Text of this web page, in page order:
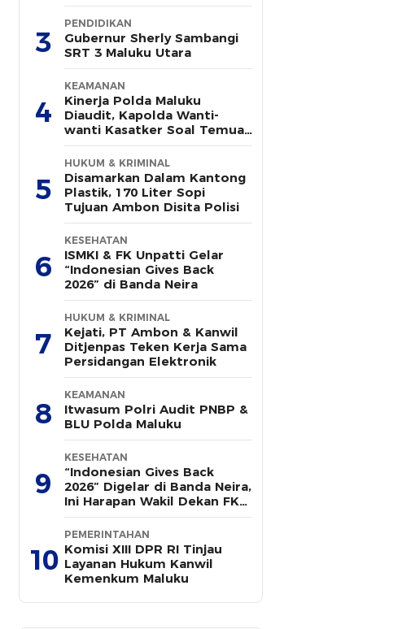
3
PENDIDIKAN
Gubernur Sherly Sambangi
SRT 3 Maluku Utara
4
KEAMANAN
Kinerja Polda Maluku
Diaudit, Kapolda Wanti-
wanti Kasatker Soal Temuan
Berulang
5
HUKUM & KRIMINAL
Disamarkan Dalam Kantong
Plastik, 170 Liter Sopi
Tujuan Ambon Disita Polisi
6
KESEHATAN
ISMKI & FK Unpatti Gelar
“Indonesian Gives Back
2026” di Banda Neira
7
HUKUM & KRIMINAL
Kejati, PT Ambon & Kanwil
Ditjenpas Teken Kerja Sama
Persidangan Elektronik
8
KEAMANAN
Itwasum Polri Audit PNBP &
BLU Polda Maluku
9
KESEHATAN
“Indonesian Gives Back
2026” Digelar di Banda Neira,
Ini Harapan Wakil Dekan FK
Unpatti
10
PEMERINTAHAN
Komisi XIII DPR RI Tinjau
Layanan Hukum Kanwil
Kemenkum Maluku